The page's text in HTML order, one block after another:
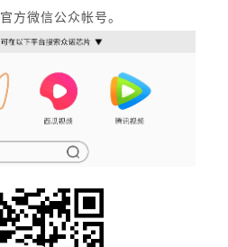
官方微信公众帐号。